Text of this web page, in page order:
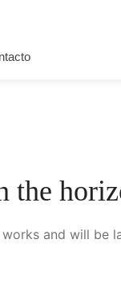
the
and will be